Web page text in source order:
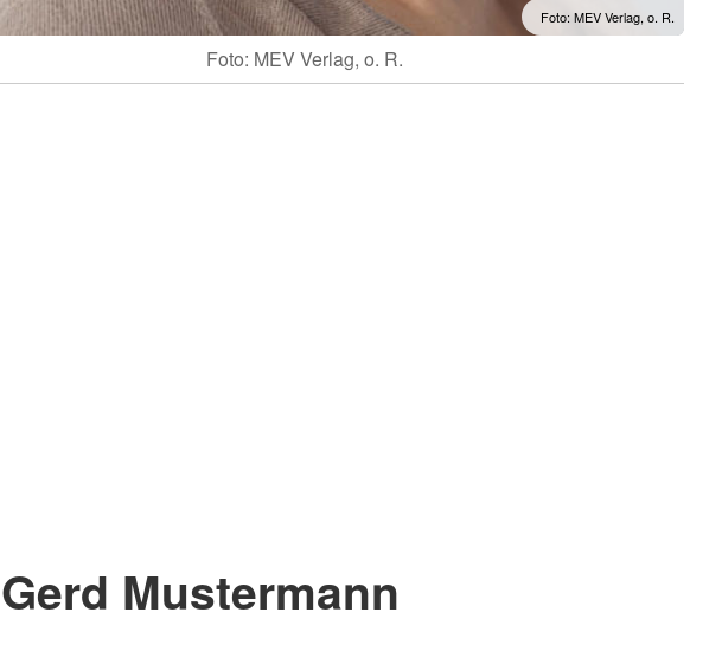
Foto: MEV Verlag, o. R.
Foto: MEV Verlag, o. R.
Gerd Mustermann